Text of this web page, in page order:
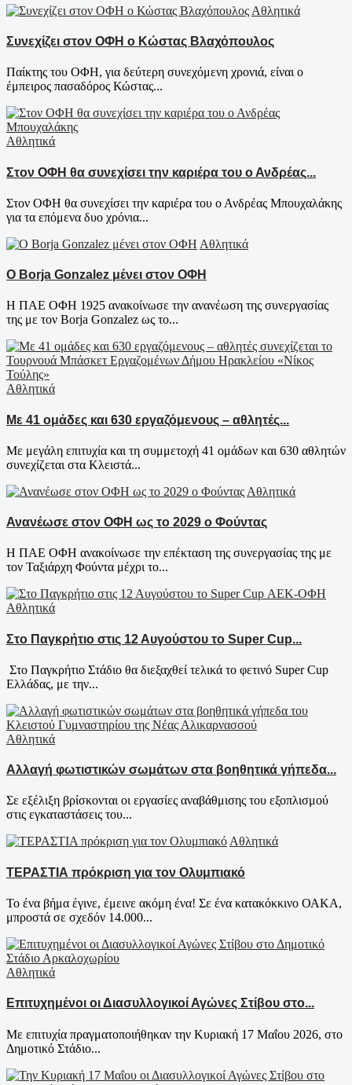
Αθλητικά
Συνεχίζει στον ΟΦΗ ο Κώστας Βλαχόπουλος
Παίκτης του ΟΦΗ, για δεύτερη συνεχόμενη χρονιά, είναι ο
έμπειρος πασαδόρος Κώστας...
Αθλητικά
Στον ΟΦΗ θα συνεχίσει την καριέρα του ο Ανδρέας...
Στον ΟΦΗ θα συνεχίσει την καριέρα του ο Ανδρέας Μπουχαλάκης
για τα επόμενα δυο χρόνια...
Αθλητικά
Ο Borja Gonzalez μένει στον ΟΦΗ
Η ΠΑΕ ΟΦΗ 1925 ανακοίνωσε την ανανέωση της συνεργασίας
της με τον Borja Gonzalez ως το...
Αθλητικά
Με 41 ομάδες και 630 εργαζόμενους – αθλητές...
Με μεγάλη επιτυχία και τη συμμετοχή 41 ομάδων και 630 αθλητών
συνεχίζεται στα Κλειστά...
Αθλητικά
Ανανέωσε στον ΟΦΗ ως το 2029 ο Φούντας
Η ΠΑΕ ΟΦΗ ανακοίνωσε την επέκταση της συνεργασίας της με
τον Ταξιάρχη Φούντα μέχρι το...
Αθλητικά
Στο Παγκρήτιο στις 12 Αυγούστου το Super Cup...
Στο Παγκρήτιο Στάδιο θα διεξαχθεί τελικά το φετινό Super Cup
Ελλάδας, με την...
Αθλητικά
Αλλαγή φωτιστικών σωμάτων στα βοηθητικά γήπεδα...
Σε εξέλιξη βρίσκονται οι εργασίες αναβάθμισης του εξοπλισμού
στις εγκαταστάσεις του...
Αθλητικά
ΤΕΡΑΣΤΙΑ πρόκριση για τον Ολυμπιακό
Το ένα βήμα έγινε, έμεινε ακόμη ένα! Σε ένα κατακόκκινο ΟΑΚΑ,
μπροστά σε σχεδόν 14.000...
Αθλητικά
Επιτυχημένοι οι Διασυλλογικοί Αγώνες Στίβου στο...
Με επιτυχία πραγματοποιήθηκαν την Κυριακή 17 Μαΐου 2026, στο
Δημοτικό Στάδιο...